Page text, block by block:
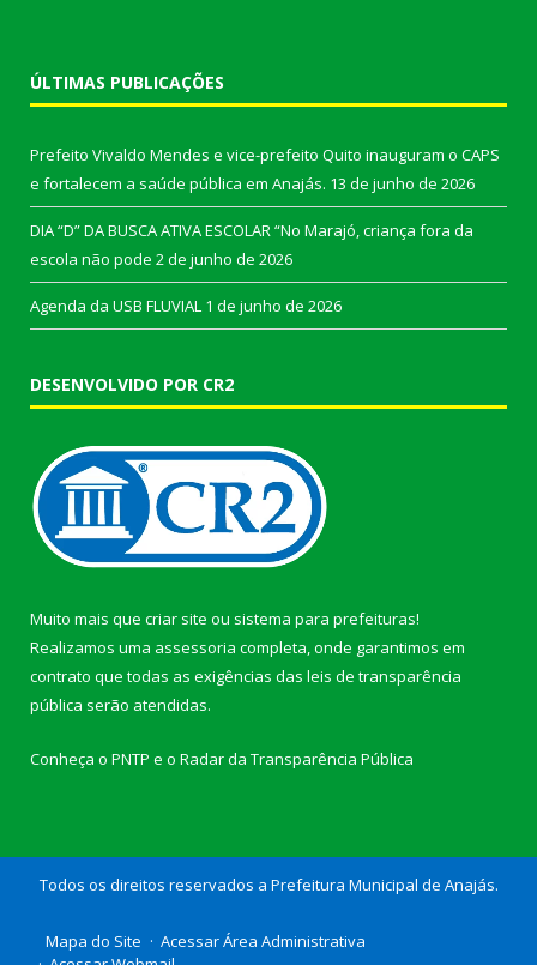
ÚLTIMAS PUBLICAÇÕES
Prefeito Vivaldo Mendes e vice-prefeito Quito inauguram o CAPS
e fortalecem a saúde pública em Anajás. 13 de junho de 2026
DIA “D” DA BUSCA ATIVA ESCOLAR “No Marajó, criança fora da
escola não pode 2 de junho de 2026
Agenda da USB FLUVIAL 1 de junho de 2026
DESENVOLVIDO POR CR2
Muito mais que criar site ou sistema para prefeituras!
Realizamos uma assessoria completa, onde garantimos em
contrato que todas as exigências das leis de transparência
pública serão atendidas.
Conheça o PNTP e o Radar da Transparência Pública
Todos os direitos reservados a Prefeitura Municipal de Anajás.
Mapa do Site
Acessar Área Administrativa